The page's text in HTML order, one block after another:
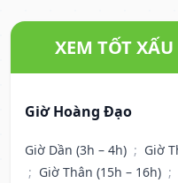
XEM TỐT
Giờ Hoàng Đạo
Giờ Dần (3h – 4h) ; Giờ
; Giờ Thân (15h – 16h) ;